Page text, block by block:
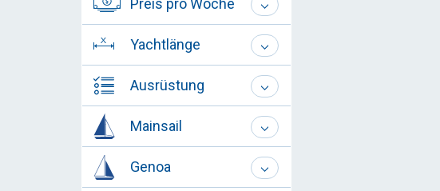
Yachtlänge
Ausrüstung
Mainsail
Genoa